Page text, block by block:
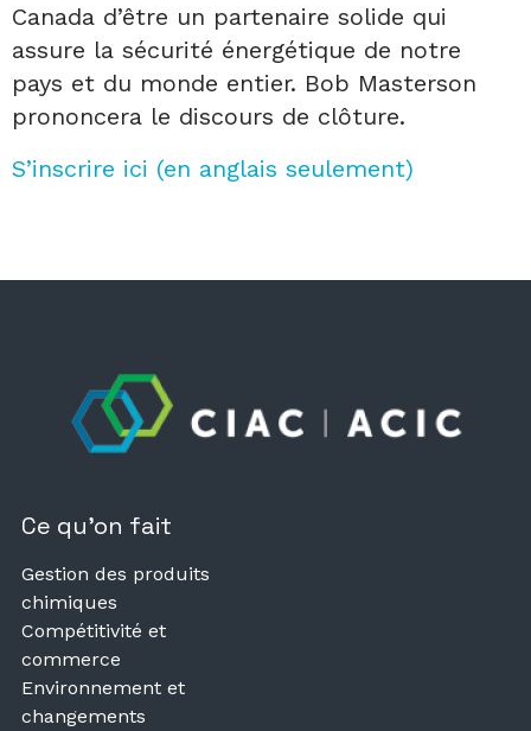
Canada d’être un partenaire solide qui
assure la sécurité énergétique de notre
pays et du monde entier. Bob Masterson
prononcera le discours de clôture.
S’inscrire ici (en anglais seulement)
Ce qu’on fait
Gestion des produits
chimiques
Compétitivité et
commerce
Environnement et
changements